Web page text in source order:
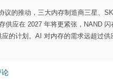
议的推动，三大内存制造商三星、
供应在 2027 年将更紧张，NAND
的计划。AI 对内存的需求远超过
论